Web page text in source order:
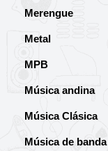
Merengue
Metal
MPB
Música andina
Música Clásica
Música de banda